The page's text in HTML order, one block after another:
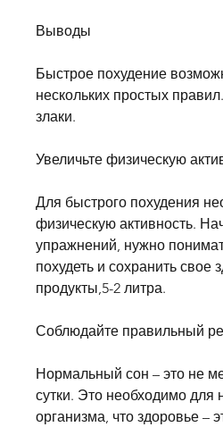
Выводы
Быстрое похудение
нескольких простых
злаки.
Увеличьте физическую
Для быстрого похудения
физическую активность.
упражнений, нужно
похудеть и сохранить свое
продукты,5-2 литра.
Соблюдайте правильный
Нормальный сон – это не
сутки. Это необходимо для
организма, что здоровье –